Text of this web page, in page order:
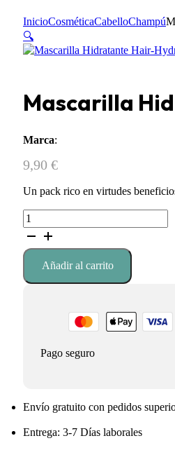
InicioCosméticaCabelloChampú
🔍
Mascarilla
Marca:
9,90 €
Un pack rico en virtudes
Mascarilla
Hidratante
Hydra
Booster
Lovrén
Añadir al carrito
Pago seguro
Envío gratuito con pedidos
Entrega: 3-7 Días laborales